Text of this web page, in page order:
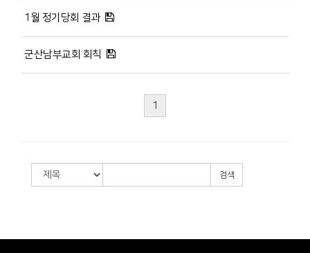
1월 정기당회 결과
군산남부교회 회칙
1
검색